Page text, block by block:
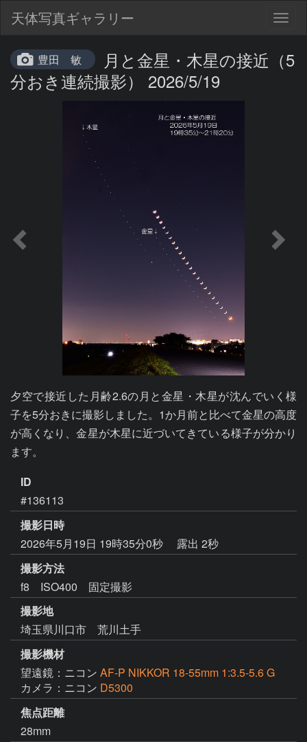
天体写真ギャラリー
豊田 敏
月と金星・木星の接近（5
分おき連続撮影） 2026/5/19
夕空で接近した月齢2.6の月と金星・木星が沈んでいく様
子を5分おきに撮影しました。1か月前と比べて金星の高度
が高くなり、金星が木星に近づいてきている様子が分かり
ます。
ID
#136113
撮影日時
2026年5月19日 19時35分0秒
露出 2秒
撮影方法
f8 ISO400 固定撮影
撮影地
埼玉県川口市 荒川土手
撮影機材
望遠鏡：ニコン AF-P NIKKOR 18-55mm 1:3.5-5.6 G
カメラ：ニコン D5300
焦点距離
28mm